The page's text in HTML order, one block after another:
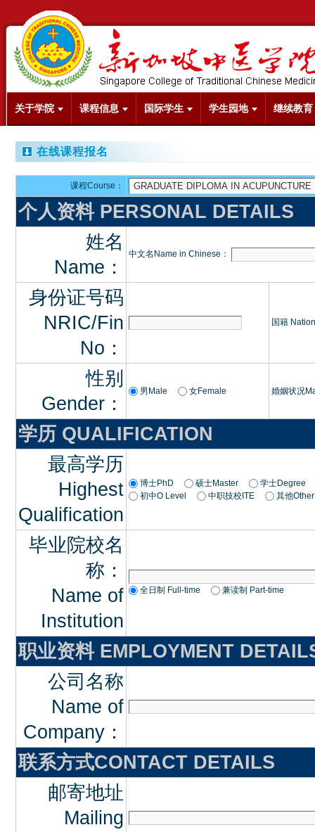
关于学院 课程信息 国际学生 学生园地 继续教育
在线课程报名
课程Course：
个人资料 PERSONAL DETAILS
姓名
Name：
中文名Name in Chinese：
身份证号码
NRIC/Fin
No：
国籍
性别
Gender：
男Male 女Female 婚姻状况
学历 QUALIFICATION
最高学历
Highest
Qualification
博士PhD 硕士Master
学士Degree
初中O Level
中职技校ITE 其他Other
毕业院校名
称：
Name of
Institution
全日制 Full-time 兼读制 Part-time
职业资料 EMPLOYMENT
公司名称
Name of
Company：
联系方式CONTACT DETAILS
邮寄地址
Mailing